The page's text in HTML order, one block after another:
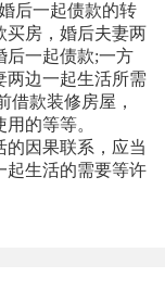
后一起债款的转
买房，婚后夫妻两
后一起债款;一方
两边一起生活所需
借款装修房屋，
的等等。
的因果联系，应当
起生活的需要等许